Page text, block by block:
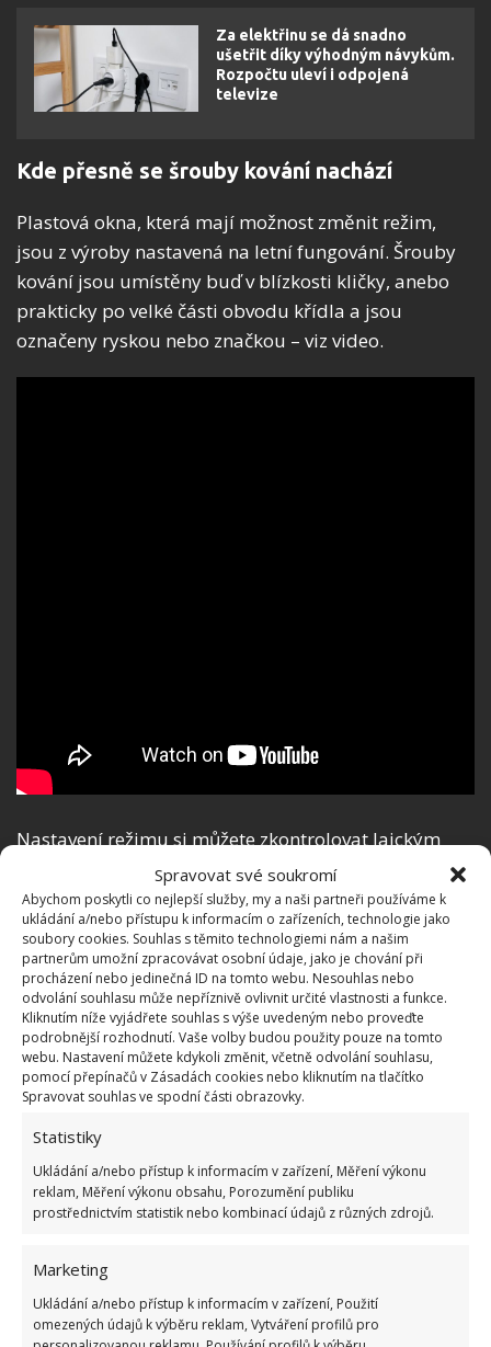
Spravovat své soukromí
Abychom poskytli co nejlepší služby, my a naši partneři používáme k
ukládání a/nebo přístupu k informacím o zařízeních, technologie jako
soubory cookies. Souhlas s těmito technologiemi nám a našim
partnerům umožní zpracovávat osobní údaje, jako je chování při
procházení nebo jedinečná ID na tomto webu. Nesouhlas nebo
odvolání souhlasu může nepříznivě ovlivnit určité vlastnosti a funkce.
Kliknutím níže vyjádřete souhlas s výše uvedeným nebo proveďte
podrobnější rozhodnutí. Vaše volby budou použity pouze na tomto
webu. Nastavení můžete kdykoli změnit, včetně odvolání souhlasu,
pomocí přepínačů v Zásadách cookies nebo kliknutím na tlačítko
Spravovat souhlas ve spodní části obrazovky.
Statistiky
Ukládání a/nebo přístup k informacím v zařízení, Měření výkonu
reklam, Měření výkonu obsahu, Porozumění publiku
prostřednictvím statistik nebo kombinací údajů z různých zdrojů.
Marketing
Ukládání a/nebo přístup k informacím v zařízení, Použití
omezených údajů k výběru reklam, Vytváření profilů pro
Za elektřinu se dá snadno
ušetřit díky výhodným návykům.
Rozpočtu uleví i odpojená
televize
Kde přesně se šrouby kování nachází
Plastová okna, která mají možnost změnit režim,
jsou z výroby nastavená na letní fungování. Šrouby
kování jsou umístěny buď v blízkosti kličky, anebo
prakticky po velké části obvodu křídla a jsou
označeny ryskou nebo značkou – viz video.
Nastavení režimu si můžete zkontrolovat laickým
způsobem, radí webHomeInCube. Pokud jdou okna
zavírat lehce, máte nastaven letní režim; jestliže
musíte k zavření okna použít sílu a pořádně přitlačit,
mátezimní nastavení. Tehdy je okno pevněji
přitlačeno ke gumovému těsnění, díky čemuž
dosáhnete efektivnějších izolačních vlastností okna.
Jestliže režim nastavení oken měníte pravidelně 2x
ročně, doporučuje se čepy namazat technickou
vazelínou.
radili jsme na BydlímeÚtulně, že můžete na okna
instalovattermodeky, s jejichž pomocí ochladíte